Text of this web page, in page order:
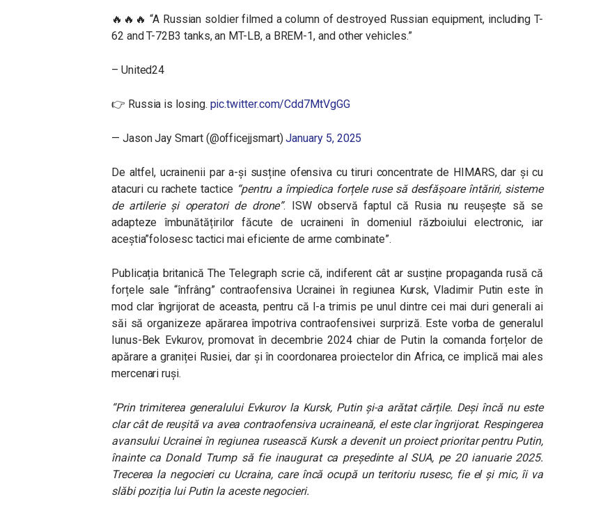
🔥🔥🔥 “A Russian soldier filmed a column of destroyed Russian equipment, including T-
62 and T-72B3 tanks, an MT-LB, a BREM-1, and other vehicles.”
– United24
👉 Russia is losing. pic.twitter.com/Cdd7MtVgGG
— Jason Jay Smart (@officejjsmart)January 5, 2025
De altfel, ucrainenii par a-și susține ofensiva cu tiruri concentrate de HIMARS, dar și cu
atacuri cu rachete tactice “pentru a împiedica forțele ruse să desfășoare întăriri, sisteme
de artilerie și operatori de drone”. ISW observă faptul că Rusia nu reușește să se
adapteze îmbunătățirilor făcute de ucraineni în domeniul războiului electronic, iar
aceștia”folosesc tactici mai eficiente de arme combinate”.
Publicația britanică The Telegraph scrie că, indiferent cât ar susține propaganda rusă că
forțele sale “înfrâng” contraofensiva Ucrainei în regiunea Kursk, Vladimir Putin este în
mod clar îngrijorat de aceasta, pentru că l-a trimis pe unul dintre cei mai duri generali ai
săi să organizeze apărarea împotriva contraofensivei surpriză. Este vorba de generalul
Iunus-Bek Evkurov, promovat în decembrie 2024 chiar de Putin la comanda forțelor de
apărare a graniței Rusiei, dar și în coordonarea proiectelor din Africa, ce implică mai ales
mercenari ruși.
“Prin trimiterea generalului Evkurov la Kursk, Putin și-a arătat cărțile. Deși încă nu este
clar cât de reușită va avea contraofensiva ucraineană, el este clar îngrijorat. Respingerea
avansului Ucrainei în regiunea rusească Kursk a devenit un proiect prioritar pentru Putin,
înainte ca Donald Trump să fie inaugurat ca președinte al SUA, pe 20 ianuarie 2025.
Trecerea la negocieri cu Ucraina, care încă ocupă un teritoriu rusesc, fie el și mic, îi va
slăbi poziția lui Putin la aceste negocieri.